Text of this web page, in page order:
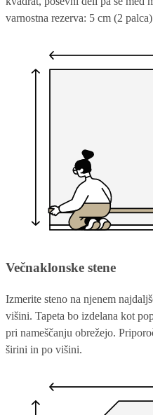
varnostna rezerva: 5 cm (2
Večnaklonske stene
Izmerite steno na njenem
višini. Tapeta bo izdelana kot
pri nameščanju obrežejo.
širini in po višini.